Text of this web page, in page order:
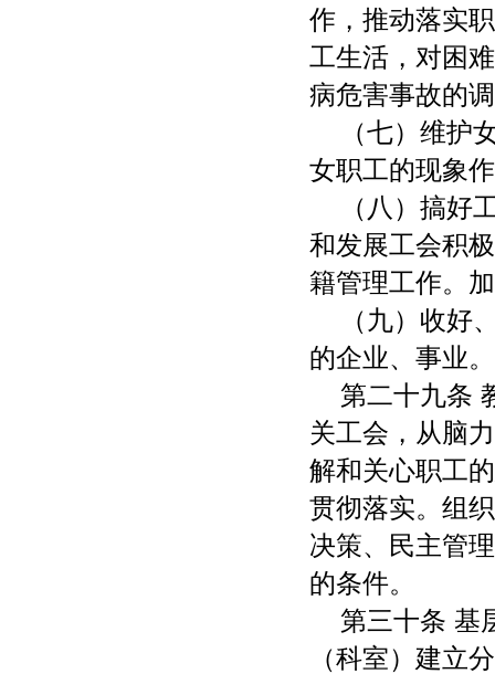
作，推动落实
工生活，对困
病危害事故的
（七）维护
女职工的现象
（八）搞好
和发展工会积
籍管理工作。
（九）收好
的企业、事业。
第二十九条
关工会，从脑
解和关心职工
贯彻落实。组
决策、民主管
的条件。
第三十条 基
（科室）建立